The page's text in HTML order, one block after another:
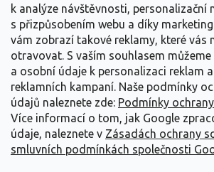
k analýze návštěvnosti, personalizační
s přizpůsobením webu a díky
vám zobrazí takové reklamy, které vás
otravovat. S vaším souhlasem
a osobní údaje k personalizaci reklam
reklamních kampaní. Naše podmínky
údajů naleznete zde: Podmínky
Více informací o tom, jak Google
údaje, naleznete v Zásadách ochrany
smluvních podmínkách společnosti